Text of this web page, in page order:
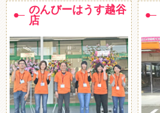
のんびーはうす越谷
店